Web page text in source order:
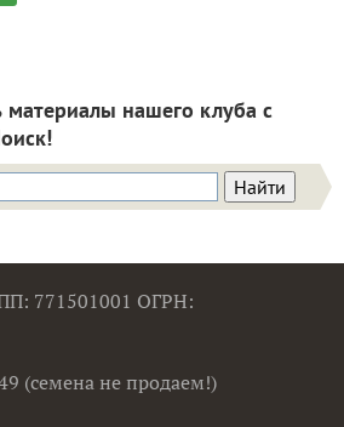
материалы нашего клуба с
771501001 ОГРН:
(семена не продаем!)